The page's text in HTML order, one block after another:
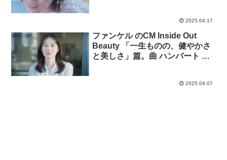
2025.04.17
ファンケル のCM Inside Out
Beauty 「一生ものの、健やかさ
と美しさ」篇。曲 ハンバート ハ
2025.04.07